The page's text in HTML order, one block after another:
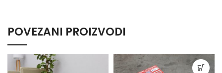
POVEZANI PROIZVODI